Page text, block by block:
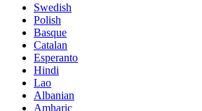
Swedish
Polish
Basque
Catalan
Esperanto
Hindi
Lao
Albanian
Amharic